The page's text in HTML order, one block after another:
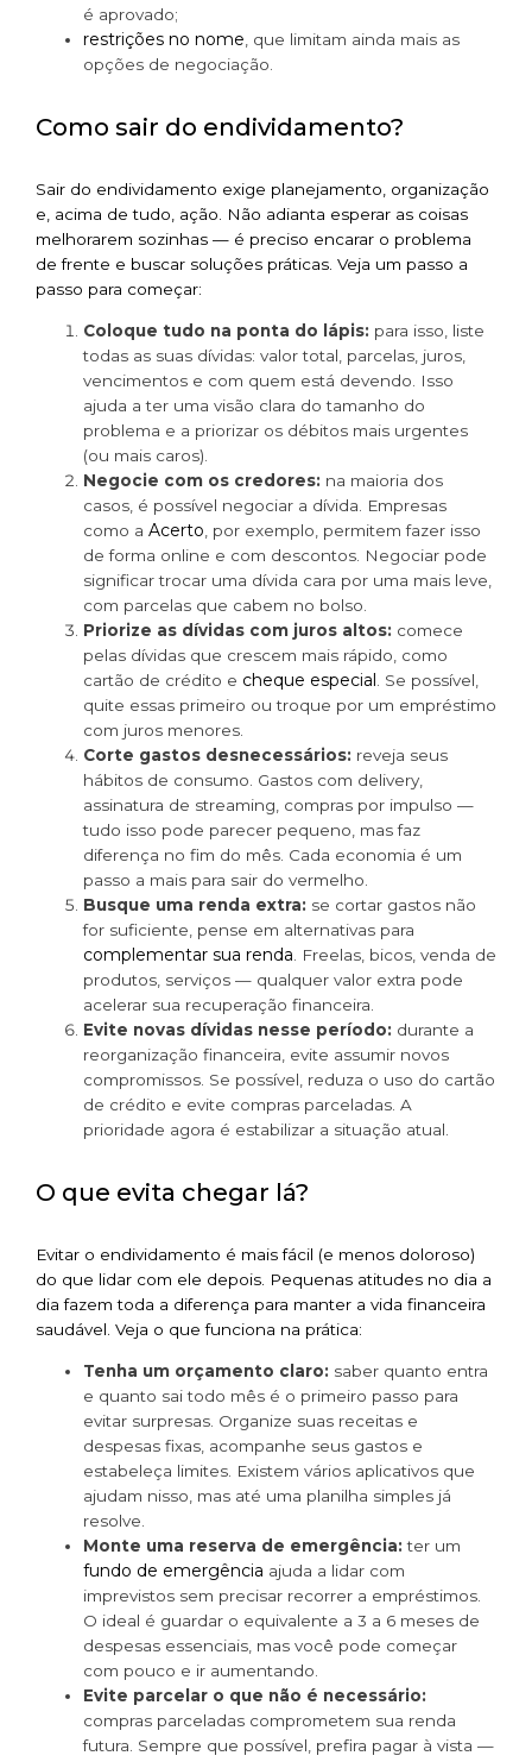
é aprovado;
restrições no nome , que limitam ainda mais as
opções de negociação.
Como sair do endividamento?
Sair do endividamento exige planejamento, organização
e, acima de tudo, ação. Não adianta esperar as coisas
melhorarem sozinhas — é preciso encarar o problema
de frente e buscar soluções práticas. Veja um passo a
passo para começar:
Coloque tudo na ponta do lápis: para isso, liste
todas as suas dívidas: valor total, parcelas, juros,
vencimentos e com quem está devendo. Isso
ajuda a ter uma visão clara do tamanho do
problema e a priorizar os débitos mais urgentes
(ou mais caros).
Negocie com os credores: na maioria dos
casos, é possível negociar a dívida. Empresas
como a Acerto , por exemplo, permitem fazer isso
de forma online e com descontos. Negociar pode
significar trocar uma dívida cara por uma mais leve,
com parcelas que cabem no bolso.
Priorize as dívidas com juros altos: comece
pelas dívidas que crescem mais rápido, como
cartão de crédito e cheque especial . Se possível,
quite essas primeiro ou troque por um empréstimo
com juros menores.
Corte gastos desnecessários: reveja seus
hábitos de consumo. Gastos com delivery,
assinatura de streaming, compras por impulso —
tudo isso pode parecer pequeno, mas faz
diferença no fim do mês. Cada economia é um
passo a mais para sair do vermelho.
Busque uma renda extra: se cortar gastos não
for suficiente, pense em alternativas para
complementar sua renda . Freelas, bicos, venda de
produtos, serviços — qualquer valor extra pode
acelerar sua recuperação financeira.
Evite novas dívidas nesse período: durante a
reorganização financeira, evite assumir novos
compromissos. Se possível, reduza o uso do cartão
de crédito e evite compras parceladas. A
prioridade agora é estabilizar a situação atual.
O que evita chegar lá?
Evitar o endividamento é mais fácil (e menos doloroso)
do que lidar com ele depois. Pequenas atitudes no dia a
dia fazem toda a diferença para manter a vida financeira
saudável. Veja o que funciona na prática:
Tenha um orçamento claro: saber quanto entra
e quanto sai todo mês é o primeiro passo para
evitar surpresas. Organize suas receitas e
despesas fixas, acompanhe seus gastos e
estabeleça limites. Existem vários aplicativos que
ajudam nisso, mas até uma planilha simples já
resolve.
Monte uma reserva de emergência: ter um
fundo de emergência ajuda a lidar com
imprevistos sem precisar recorrer a empréstimos.
O ideal é guardar o equivalente a 3 a 6 meses de
despesas essenciais, mas você pode começar
com pouco e ir aumentando.
Evite parcelar o que não é necessário:
compras parceladas comprometem sua renda
futura. Sempre que possível, prefira pagar à vista —